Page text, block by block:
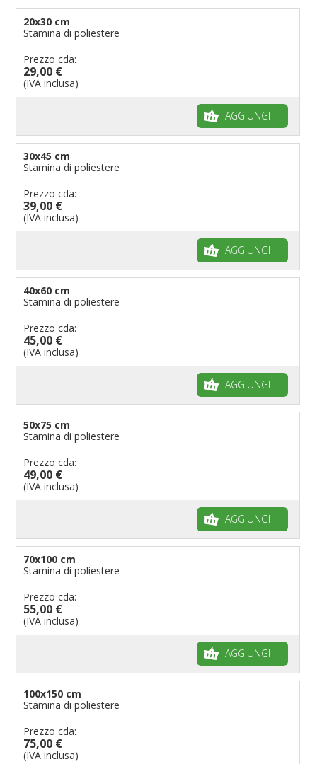
20x30 cm
Stamina di poliestere
Prezzo cda:
29,00 €
(IVA inclusa)
AGGIUNGI
30x45 cm
Stamina di poliestere
Prezzo cda:
39,00 €
(IVA inclusa)
AGGIUNGI
40x60 cm
Stamina di poliestere
Prezzo cda:
45,00 €
(IVA inclusa)
AGGIUNGI
50x75 cm
Stamina di poliestere
Prezzo cda:
49,00 €
(IVA inclusa)
AGGIUNGI
70x100 cm
Stamina di poliestere
Prezzo cda:
55,00 €
(IVA inclusa)
AGGIUNGI
100x150 cm
Stamina di poliestere
Prezzo cda:
75,00 €
(IVA inclusa)